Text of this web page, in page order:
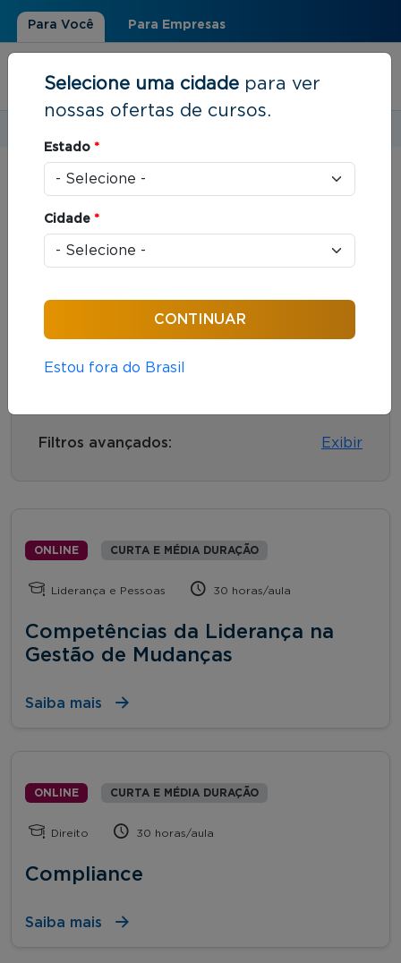
Para Você Para Empresas
Você está aqui
Resultados de busca
Foram encontrados: 375 cursos
Filtros avançados: Exibir
ONLINE CURTA E MÉDIA DURAÇÃO
Liderança e Pessoas 30 horas/aula
Competências da Liderança na
Gestão de Mudanças
Saiba mais
ONLINE CURTA E MÉDIA DURAÇÃO
Direito 30 horas/aula
Compliance
Saiba mais
Selecione uma cidade para ver
nossas ofertas de cursos.
Estado *
Cidade *
Estou fora do Brasil